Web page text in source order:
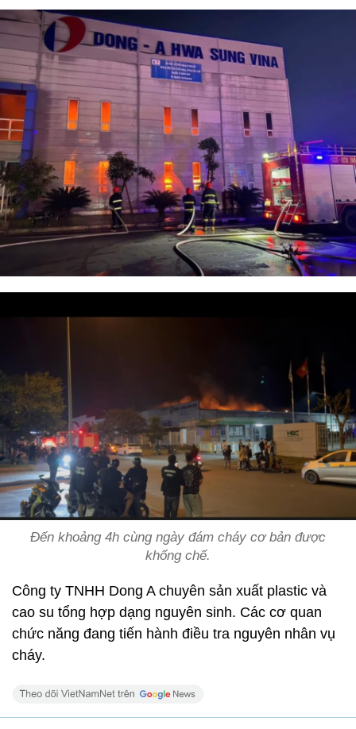
Đến khoảng 4h cùng ngày đám cháy cơ bản được
khống chế.
Công ty TNHH Dong A chuyên sản xuất plastic và
cao su tổng hợp dạng nguyên sinh. Các cơ quan
chức năng đang tiến hành điều tra nguyên nhân vụ
cháy.